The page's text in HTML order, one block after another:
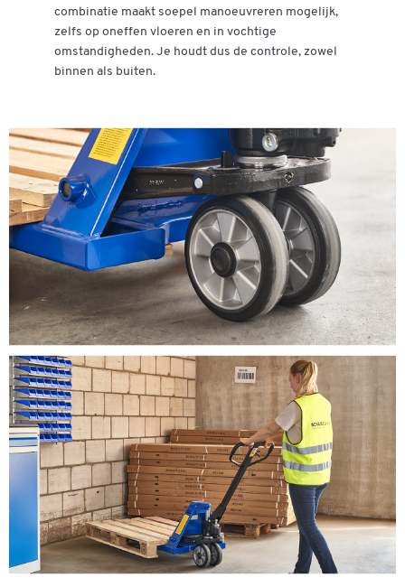
combinatie maakt soepel manoeuvreren mogelijk,
zelfs op oneffen vloeren en in vochtige
omstandigheden. Je houdt dus de controle, zowel
binnen als buiten.